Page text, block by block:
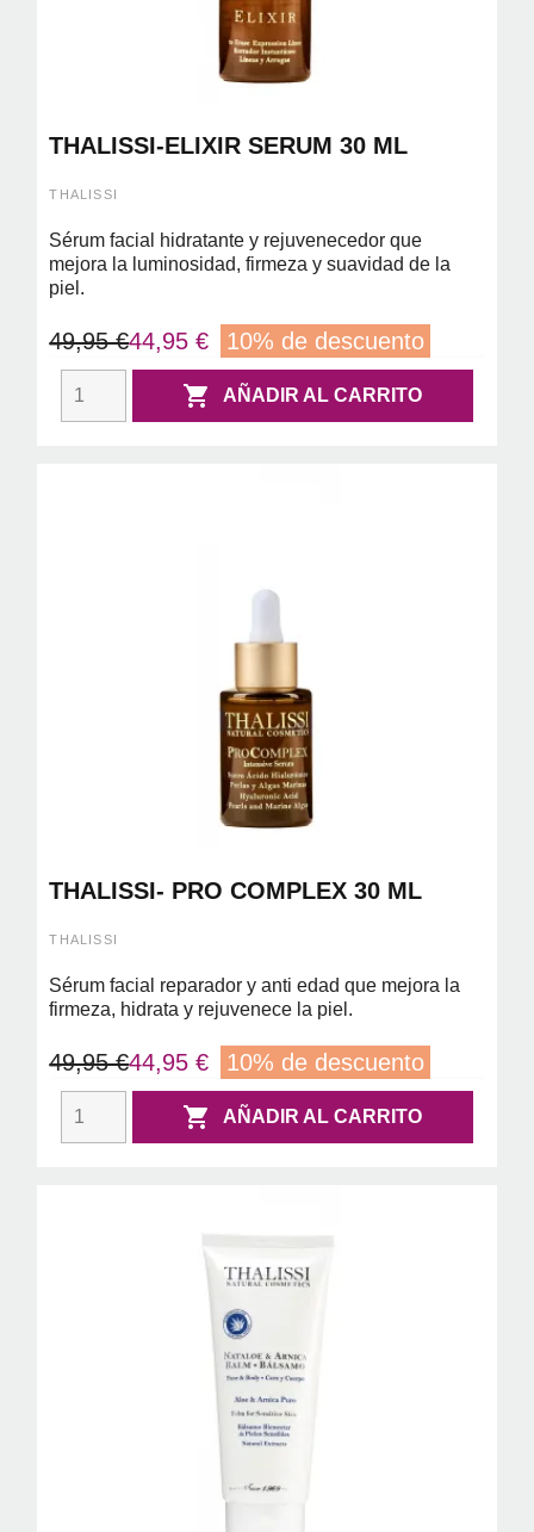
THALISSI-ELIXIR SERUM 30 ML
THALISSI
Sérum facial hidratante y rejuvenecedor que
mejora la luminosidad, firmeza y suavidad de la
piel.
49,95 €44,95 € 10% de descuento
 AÑADIR AL CARRITO
THALISSI- PRO COMPLEX 30 ML
THALISSI
Sérum facial reparador y anti edad que mejora la
firmeza, hidrata y rejuvenece la piel.
49,95 €44,95 € 10% de descuento
 AÑADIR AL CARRITO